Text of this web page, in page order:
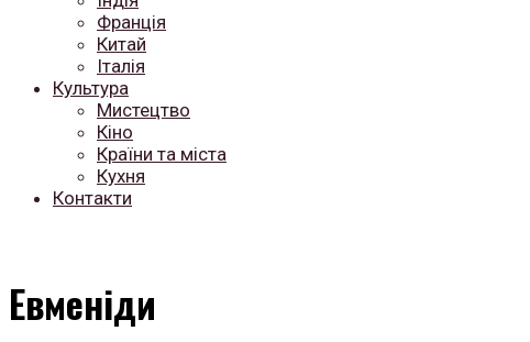
Франція
Китай
Італія
Культура
Мистецтво
Кіно
Країни та міста
Кухня
Контакти
Евменіди